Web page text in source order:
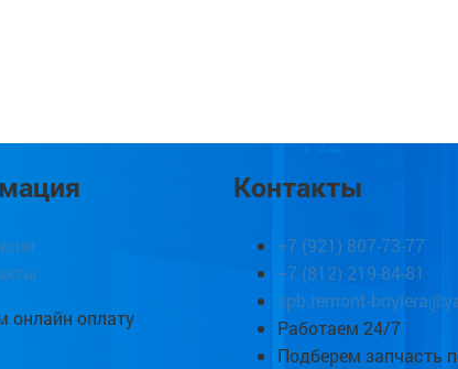
онлайн оплату
Контакты
+7 (921) 807-73-77
+7 (812) 219-84-81
spb.remont-
Работаем 24/7
Подберем запчасть